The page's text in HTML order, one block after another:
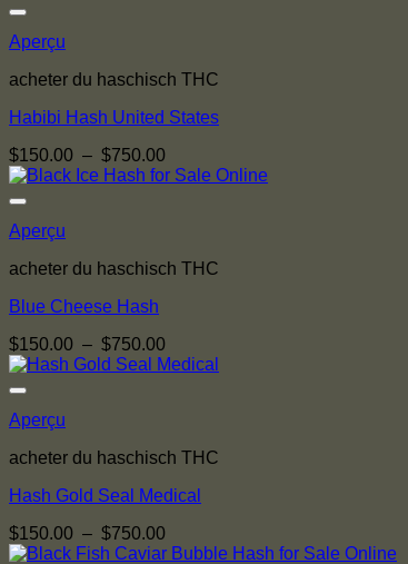
Aperçu
acheter du haschisch THC
Habibi Hash United States
$150.00 – $750.00
de
Aperçu
acheter du haschisch THC
Blue Cheese Hash
$150.00 – $750.00
de
Aperçu
acheter du haschisch THC
Hash Gold Seal Medical
$150.00 – $750.00
de